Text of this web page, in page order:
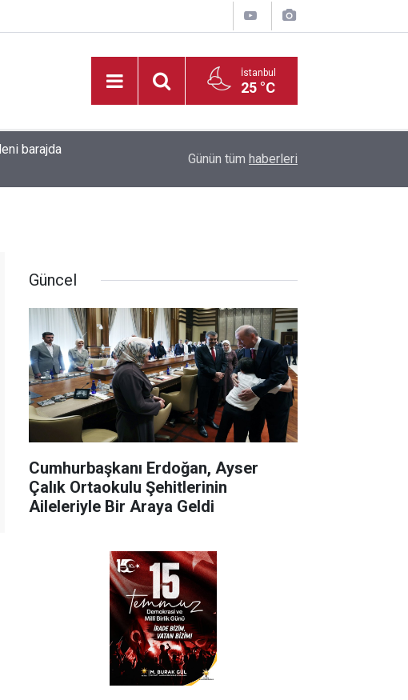
İstanbul
25 °C
Madrigal, Perşembe Günü KAFUM’da Sahne
Günün tüm haberleri
Güncel
Cumhurbaşkanı Erdoğan, Ayser
Çalık Ortaokulu Şehitlerinin
Aileleriyle Bir Araya Geldi